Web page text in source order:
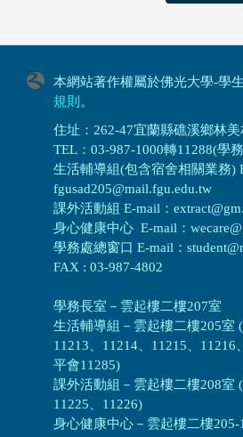
本網站著作權屬於佛光大學-學
規則 。
住址：262-47宜蘭縣礁溪鄉林
TEL：03-987-1000轉11288(學
生活輔導組(包含宿舍相關業務)
fgusad205@mail.fgu.edu.tw
課外活動組 E-mail：
身心健康中心 E-mail：
學務處總窗口 E-mail：
FAX : 03-987-4802
學務長室－雲起樓二樓207室
生活輔導組 － 雲起樓二樓205室
11213、11214、11215、11216
平會11285)
課外活動組 － 雲起樓二樓208室
11225、11226)
身心健康中心 － 雲起樓二樓205-